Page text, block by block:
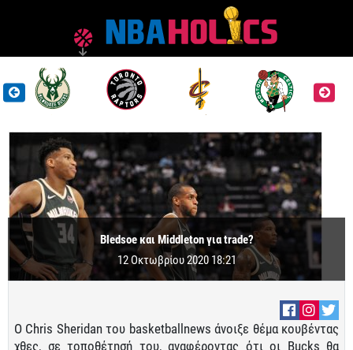
Bledsoe και Middleton για trade?
12 Οκτωβρίου 2020 18:21
O Chris Sheridan του basketballnews άνοιξε θέμα κουβέντας
χθες, σε τοποθέτησή του, αναφέροντας ότι οι Bucks θα